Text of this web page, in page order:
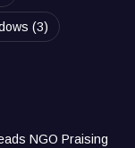
(3)
NGO Praising